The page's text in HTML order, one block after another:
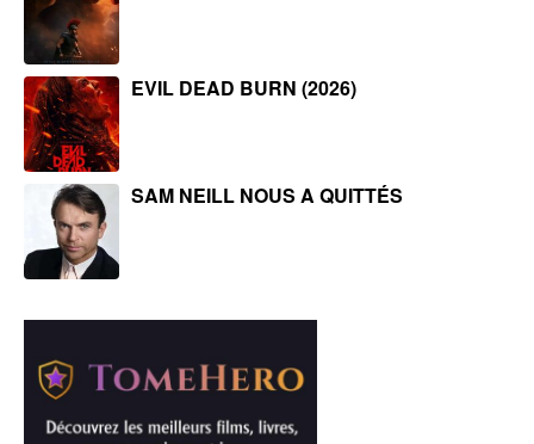
EVIL DEAD BURN (2026)
SAM NEILL NOUS A QUITTÉS